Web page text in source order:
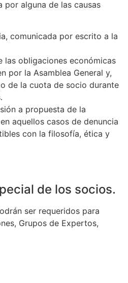
por alguna de las causas
comunicada por escrito a la
las obligaciones económicas
por la Asamblea General y,
de la cuota de socio durante
a propuesta de la
aquellos casos de denuncia
con la filosofía, ética y
de los socios.
ser requeridos para
Grupos de Expertos,